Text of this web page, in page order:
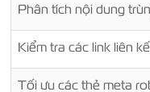
Phân tích nội dung
Kiểm tra các link liên
Tối ưu các thẻ meta